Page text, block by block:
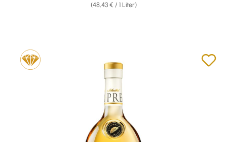
(48,43 € / 1 Liter)